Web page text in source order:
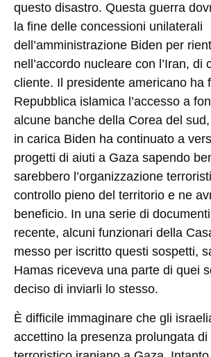
questo disastro. Questa guerra
la fine delle concessioni unilaterali
dell’amministrazione Biden per
nell’accordo nucleare con l’Iran, di
cliente. Il presidente americano ha
Repubblica islamica l’accesso a
alcune banche della Corea del
in carica Biden ha continuato a
progetti di aiuti a Gaza sapendo
sarebbero l’organizzazione
controllo pieno del territorio e ne
beneficio. In una serie di
recente, alcuni funzionari della
messo per iscritto questi sospetti,
Hamas riceveva una parte di quei
deciso di inviarli lo stesso.
È difficile immaginare che gli
accettino la presenza prolungata